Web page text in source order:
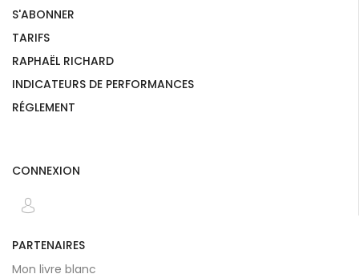
S'ABONNER
TARIFS
RAPHAËL RICHARD
INDICATEURS DE PERFORMANCES
RÉGLEMENT
CONNEXION
PARTENAIRES
Mon livre blanc